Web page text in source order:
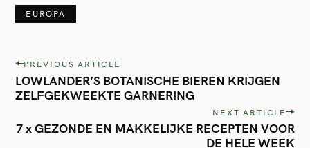
EUROPA
P
o
t
PREVIOUS ARTICLE
LOWLANDER’S BOTANISCHE BIEREN KRIJGEN
ZELFGEKWEEKTE GARNERING
NEXT ARTICLE
7 x GEZONDE EN MAKKELIJKE RECEPTEN VOOR
DE HELE WEEK